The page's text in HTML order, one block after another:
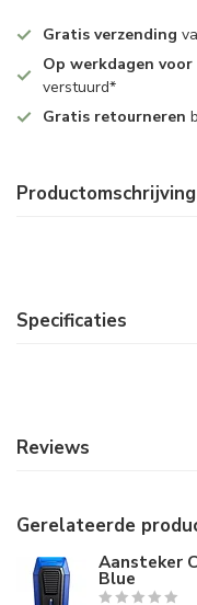
Gratis verzending
Op werkdagen
verstuurd*
Gratis retourneren
Productomschrijving
Specificaties
Reviews
Gerelateerde
Aansteker
Blue